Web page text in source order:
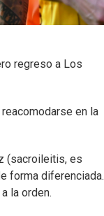
regreso a Los
en la
(sacroileitis, es
forma diferenciada.
la orden.